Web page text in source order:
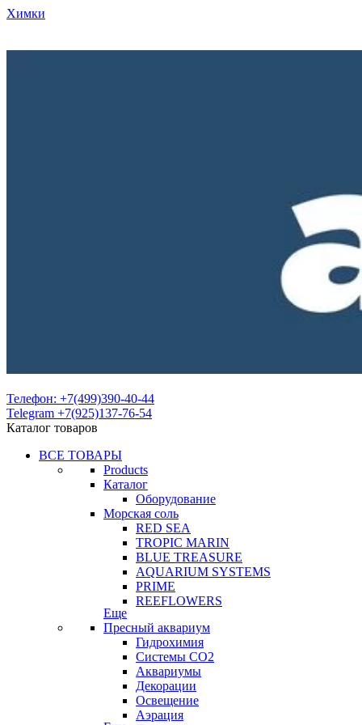
Химки
Телефон: +7(499)390-40-44
Telegram +7(925)137-76-54
Каталог товаров
ВСЕ ТОВАРЫ
Products
Каталог
Оборудование
Морская соль
RED SEA
TROPIC MARIN
BLUE TREASURE
AQUARIUM SYSTEMS
PRIME
REEFLOWERS
Еще
Пресный аквариум
Гидрохимия
Системы СО2
Аквариумы
Декорации
Освещение
Аэрация